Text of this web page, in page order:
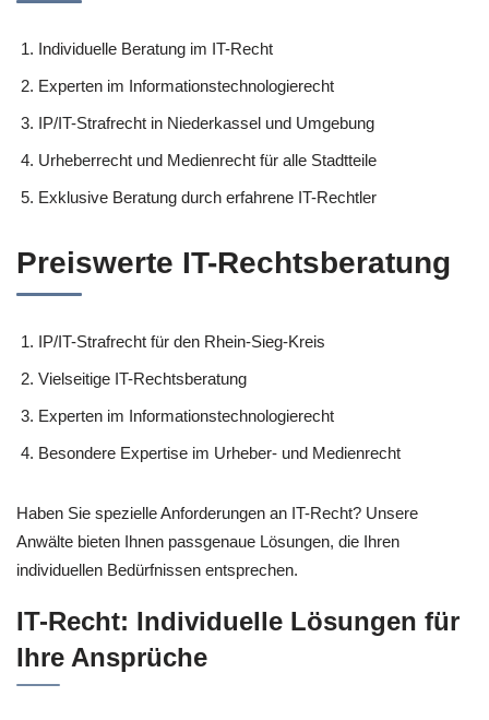
Individuelle Beratung im IT-Recht
Experten im Informationstechnologierecht
IP/IT-Strafrecht in Niederkassel und Umgebung
Urheberrecht und Medienrecht für alle Stadtteile
Exklusive Beratung durch erfahrene IT-Rechtler
Preiswerte IT-Rechtsberatung
IP/IT-Strafrecht für den Rhein-Sieg-Kreis
Vielseitige IT-Rechtsberatung
Experten im Informationstechnologierecht
Besondere Expertise im Urheber- und Medienrecht
Haben Sie spezielle Anforderungen an IT-Recht? Unsere
Anwälte bieten Ihnen passgenaue Lösungen, die Ihren
individuellen Bedürfnissen entsprechen.
IT-Recht: Individuelle Lösungen für
Ihre Ansprüche